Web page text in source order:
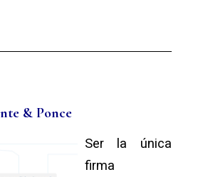
& Ponce
Ser la única
firma